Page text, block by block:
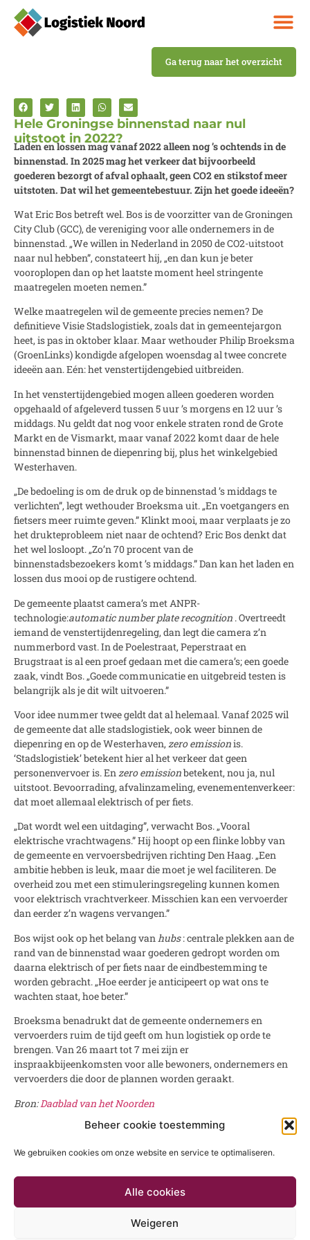
Beheer cookie toestemming
We gebruiken cookies om onze website en service te optimaliseren.
Alle cookies
Weigeren
Ga terug naar het overzicht
Hele Groningse binnenstad naar nul
uitstoot in 2022?
Laden en lossen mag vanaf 2022 alleen nog ’s ochtends in de
binnenstad. In 2025 mag het verkeer dat bijvoorbeeld
goederen bezorgt of afval ophaalt, geen CO2 en stikstof meer
uitstoten. Dat wil het gemeentebestuur. Zijn het goede ideeën?
Wat Eric Bos betreft wel. Bos is de voorzitter van de Groningen
City Club (GCC), de vereniging voor alle ondernemers in de
binnenstad. „We willen in Nederland in 2050 de CO2-uitstoot
naar nul hebben”, constateert hij, „en dan kun je beter
vooroplopen dan op het laatste moment heel stringente
maatregelen moeten nemen.”
Welke maatregelen wil de gemeente precies nemen? De
definitieve Visie Stadslogistiek, zoals dat in gemeentejargon
heet, is pas in oktober klaar. Maar wethouder Philip Broeksma
(GroenLinks) kondigde afgelopen woensdag al twee concrete
ideeën aan. Eén: het venstertijdengebied uitbreiden.
In het venstertijdengebied mogen alleen goederen worden
opgehaald of afgeleverd tussen 5 uur ’s morgens en 12 uur ’s
middags. Nu geldt dat nog voor enkele straten rond de Grote
Markt en de Vismarkt, maar vanaf 2022 komt daar de hele
binnenstad binnen de diepenring bij, plus het winkelgebied
Westerhaven.
„De bedoeling is om de druk op de binnenstad ’s middags te
verlichten”, legt wethouder Broeksma uit. „En voetgangers en
fietsers meer ruimte geven.” Klinkt mooi, maar verplaats je zo
het drukteprobleem niet naar de ochtend? Eric Bos denkt dat
het wel losloopt. „Zo’n 70 procent van de
binnenstadsbezoekers komt ’s middags.” Dan kan het laden en
lossen dus mooi op de rustigere ochtend.
De gemeente plaatst camera’s met ANPR-
technologie:automatic number plate recognition . Overtreedt
iemand de venstertijdenregeling, dan legt die camera z’n
nummerbord vast. In de Poelestraat, Peperstraat en
Brugstraat is al een proef gedaan met die camera’s; een goede
zaak, vindt Bos. „Goede communicatie en uitgebreid testen is
belangrijk als je dit wilt uitvoeren.”
Voor idee nummer twee geldt dat al helemaal. Vanaf 2025 wil
de gemeente dat alle stadslogistiek, ook weer binnen de
diepenring en op de Westerhaven,zero emissionis.
‘Stadslogistiek’ betekent hier al het verkeer dat geen
personenvervoer is. Enzero emissionbetekent, nou ja, nul
uitstoot. Bevoorrading, afvalinzameling, evenementenverkeer:
dat moet allemaal elektrisch of per fiets.
„Dat wordt wel een uitdaging”, verwacht Bos. „Vooral
elektrische vrachtwagens.” Hij hoopt op een flinke lobby van
de gemeente en vervoersbedrijven richting Den Haag. „Een
ambitie hebben is leuk, maar die moet je wel faciliteren. De
overheid zou met een stimuleringsregeling kunnen komen
voor elektrisch vrachtverkeer. Misschien kan een vervoerder
dan eerder z’n wagens vervangen.”
Bos wijst ook op het belang van hubs: centrale plekken aan de
rand van de binnenstad waar goederen gedropt worden om
daarna elektrisch of per fiets naar de eindbestemming te
worden gebracht. „Hoe eerder je anticipeert op wat ons te
wachten staat, hoe beter.”
Broeksma benadrukt dat de gemeente ondernemers en
vervoerders ruim de tijd geeft om hun logistiek op orde te
brengen. Van 26 maart tot 7 mei zijn er
inspraakbijeenkomsten voor alle bewoners, ondernemers en
vervoerders die door de plannen worden geraakt.
Bron: Dagblad van het Noorden
Initiatief vanRegio Groningen-Assen
Emmasingel 4 (3eetage) Groningen |